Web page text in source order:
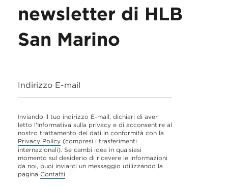
newsletter di HLB
San Marino
Indirizzo E-mail
Inviando il tuo indirizzo E-mail, dichiari di aver
letto l'Informativa sulla privacy e di acconsentire al
nostro trattamento dei dati in conformità con la
Privacy Policy (compresi i trasferimenti
internazionali). Se cambi idea in qualsiasi
momento sul desiderio di ricevere le informazioni
da noi, puoi inviarci un messaggio utilizzando la
pagina Contatti